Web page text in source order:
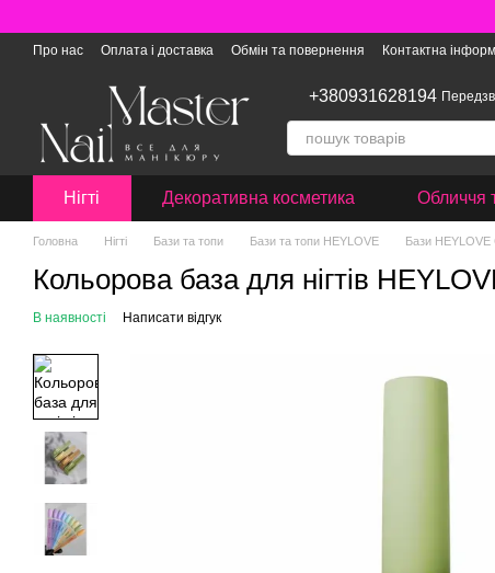
Про нас Оплата і доставка Обмін та повернення Контактна
+380931628194
Нігті Декоративна косметика Обличчя
Головна Нігті Бази та топи Бази та топи HEYLOVE Бази HEYLOVE
Кольорова база для нігтів
В наявності Написати відгук